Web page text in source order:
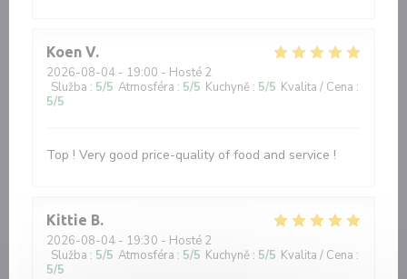
Koen V
2026-08-04 - 19:00 - Hosté 2
Služba : 5/5 Atmosféra : 5/5 Kuchyně : 5/5 Kvalita / Cena :
5/5
Top ! Very good price-quality of food and service !
Kittie B
2026-08-04 - 19:30 - Hosté 2
Služba : 5/5 Atmosféra : 5/5 Kuchyně : 5/5 Kvalita / Cena :
5/5